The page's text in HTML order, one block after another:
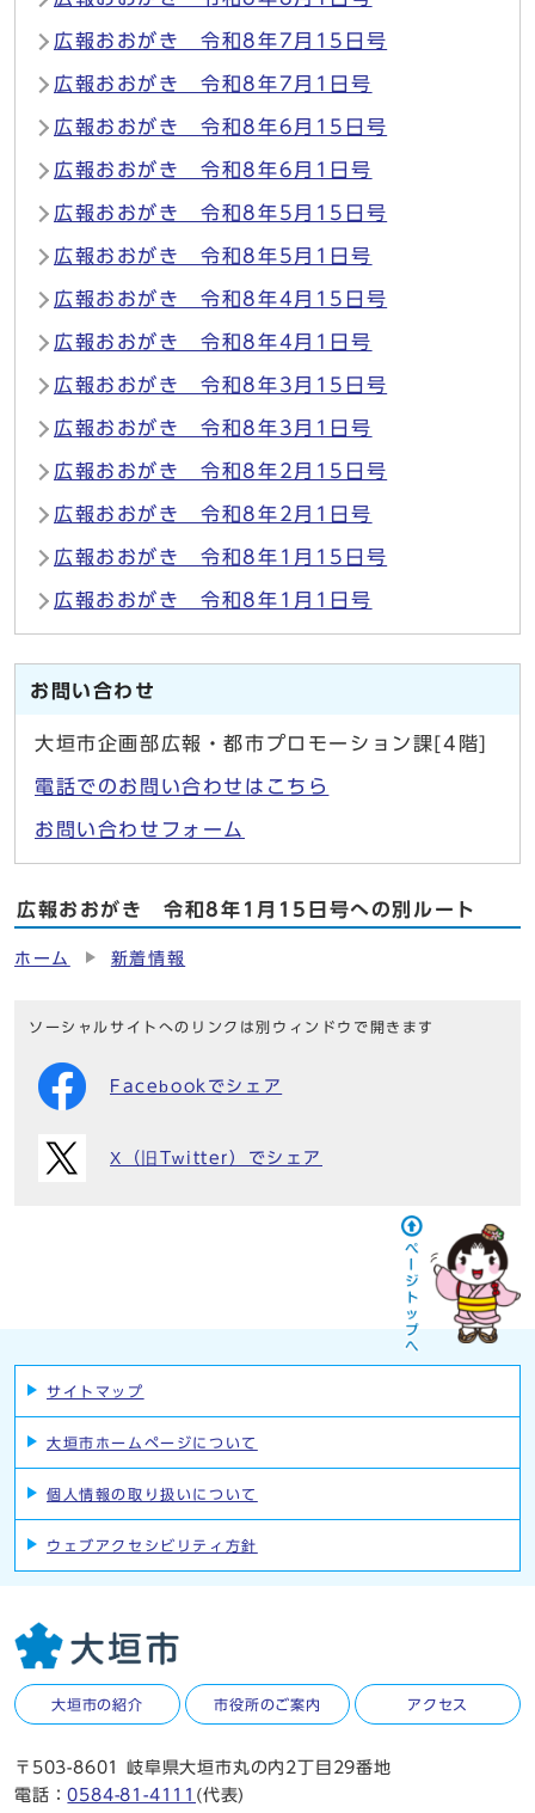
広報おおがき 令和8年7月15日号
広報おおがき 令和8年7月1日号
広報おおがき 令和8年6月15日号
広報おおがき 令和8年6月1日号
広報おおがき 令和8年5月15日号
広報おおがき 令和8年5月1日号
広報おおがき 令和8年4月15日号
広報おおがき 令和8年4月1日号
広報おおがき 令和8年3月15日号
広報おおがき 令和8年3月1日号
広報おおがき 令和8年2月15日号
広報おおがき 令和8年2月1日号
広報おおがき 令和8年1月15日号
広報おおがき 令和8年1月1日号
お問い合わせ
大垣市企画部広報・都市プロモーション課[4階]
電話でのお問い合わせはこちら
お問い合わせフォーム
広報おおがき 令和8年1月15日号への別ルート
ホーム 新着情報
ソーシャルサイトへのリンクは別ウィンドウで開きます
Facebookでシェア
X（旧Twitter）でシェア
サイトマップ
大垣市ホームページについて
個人情報の取り扱いについて
ウェブアクセシビリティ方針
大垣市の紹介 市役所のご案内 アクセス
〒503-8601 岐阜県大垣市丸の内2丁目29番地
電話：0584-81-4111 (代表)